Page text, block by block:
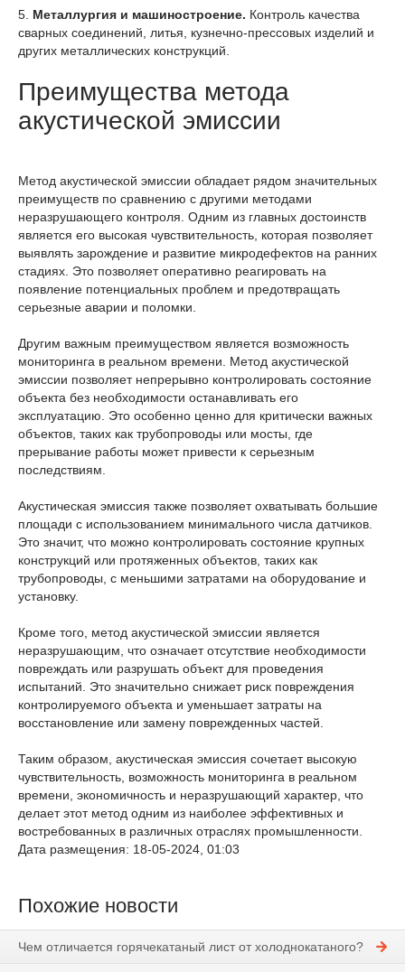
5. Металлургия и машиностроение. Контроль качества
сварных соединений, литья, кузнечно-прессовых изделий и
других металлических конструкций.
Преимущества метода
акустической эмиссии
Метод акустической эмиссии обладает рядом значительных
преимуществ по сравнению с другими методами
неразрушающего контроля. Одним из главных достоинств
является его высокая чувствительность, которая позволяет
выявлять зарождение и развитие микродефектов на ранних
стадиях. Это позволяет оперативно реагировать на
появление потенциальных проблем и предотвращать
серьезные аварии и поломки.
Другим важным преимуществом является возможность
мониторинга в реальном времени. Метод акустической
эмиссии позволяет непрерывно контролировать состояние
объекта без необходимости останавливать его
эксплуатацию. Это особенно ценно для критически важных
объектов, таких как трубопроводы или мосты, где
прерывание работы может привести к серьезным
последствиям.
Акустическая эмиссия также позволяет охватывать большие
площади с использованием минимального числа датчиков.
Это значит, что можно контролировать состояние крупных
конструкций или протяженных объектов, таких как
трубопроводы, с меньшими затратами на оборудование и
установку.
Кроме того, метод акустической эмиссии является
неразрушающим, что означает отсутствие необходимости
повреждать или разрушать объект для проведения
испытаний. Это значительно снижает риск повреждения
контролируемого объекта и уменьшает затраты на
восстановление или замену поврежденных частей.
Таким образом, акустическая эмиссия сочетает высокую
чувствительность, возможность мониторинга в реальном
времени, экономичность и неразрушающий характер, что
делает этот метод одним из наиболее эффективных и
востребованных в различных отраслях промышленности.
Дата размещения: 18-05-2024, 01:03
Похожие новости
Чем отличается горячекатаный лист от холоднокатаного?